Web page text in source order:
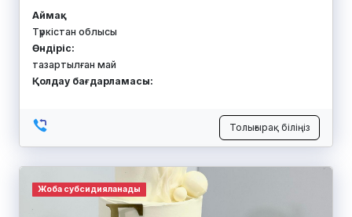
Аймақ:
Түркістан облысы
Өндіріс:
тазартылған май
Қолдау бағдарламасы:
Толығырақ біліңіз
Жоба субсидияланады